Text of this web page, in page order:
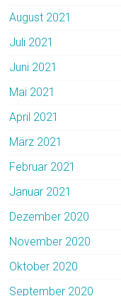
August 2021
Juli 2021
Juni 2021
Mai 2021
April 2021
März 2021
Februar 2021
Januar 2021
Dezember 2020
November 2020
Oktober 2020
September 2020